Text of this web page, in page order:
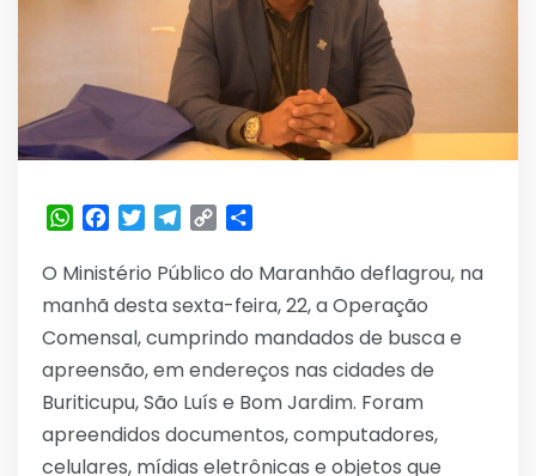
WhatsApp
Facebook
TwitterTelegram
Copy
O Ministério Público do Maranhão deflagrou, na
manhã desta sexta-feira, 22, a Operação
Comensal, cumprindo mandados de busca e
apreensão, em endereços nas cidades de
Buriticupu, São Luís e Bom Jardim. Foram
apreendidos documentos, computadores,
celulares, mídias eletrônicas e objetos que